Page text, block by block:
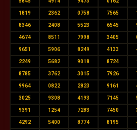
1819 2362 0758 7565
8346 2408 5523 6545
4674 8511 7998 3405
9651 5906 8249 4133
2249 5682 9018 8724
8785 3762 3015 7926
9964 0822 2823 9161
3025 9308 4193 7145
9391 1254 7283 7450
4292 5400 8774 8195